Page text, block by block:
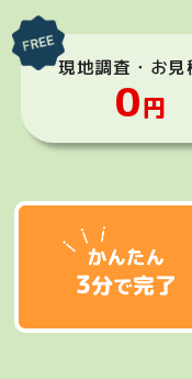
現地調査・お見
0円